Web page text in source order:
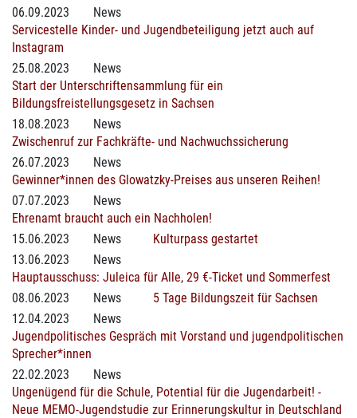
06.09.2023
News
Servicestelle Kinder- und Jugendbeteiligung jetzt auch auf
Instagram
25.08.2023
News
Start der Unterschriftensammlung für ein
Bildungsfreistellungsgesetz in Sachsen
18.08.2023
News
Zwischenruf zur Fachkräfte- und Nachwuchssicherung
26.07.2023
News
Gewinner*innen des Glowatzky-Preises aus unseren Reihen!
07.07.2023
News
Ehrenamt braucht auch ein Nachholen!
15.06.2023
News
Kulturpass gestartet
13.06.2023
News
Hauptausschuss: Juleica für Alle, 29 €-Ticket und Sommerfest
08.06.2023
News
5 Tage Bildungszeit für Sachsen
12.04.2023
News
Jugendpolitisches Gespräch mit Vorstand und jugendpolitischen
Sprecher*innen
22.02.2023
News
Ungenügend für die Schule, Potential für die Jugendarbeit! -
Neue MEMO-Jugendstudie zur Erinnerungskultur in Deutschland